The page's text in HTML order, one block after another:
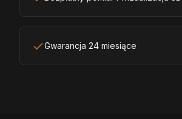
Gwarancja 24 miesiące